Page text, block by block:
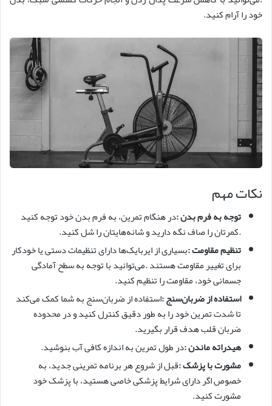
خود را آرام کنید.
نکات مهم
توجه به فرم بدن:در هنگام تمرین، به فرم بدن خود توجه کنید
.کمرتان را صاف نگه دارید و شانه‌هایتان را شل کنید.
تنظیم مقاومت:بسیاری از ایربایک‌ها دارای تنظیمات دستی یا خودکار
برای تغییر مقاومت هستند .می‌توانید با توجه به سطح آمادگی
جسمانی خود، مقاومت را تنظیم کنید.
استفاده از ضربان‌سنج:استفاده از ضربان‌سنج به شما کمک می‌کند
تا شدت تمرین خود را به طور دقیق کنترل کنید و در محدوده
ضربان قلب هدف قرار بگیرید.
هیدراته ماندن:در طول تمرین به اندازه کافی آب بنوشید.
مشورت با پزشک:قبل از شروع هر برنامه تمرینی جدید، به
خصوص اگر دارای شرایط پزشکی خاصی هستید، با پزشک خود
مشورت کنید.